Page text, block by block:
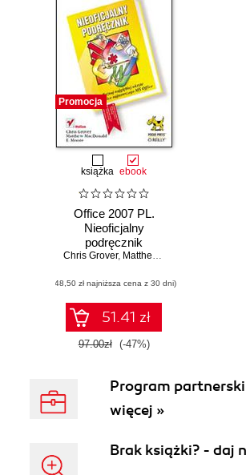
Promocja
książka ebook
Office 2007 PL.
Nieoficjalny
podręcznik
Chris Grover, Matthew MacDonald
(48,50 zł najniższa cena z 30 dni)
51.41 zł
97.00zł (-47%)
Program
więcej »
Brak książki? - daj